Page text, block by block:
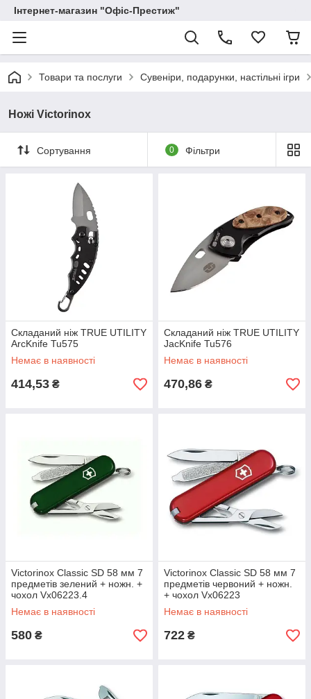
Інтернет-магазин "Офіс-Престиж"
Товари та послуги Сувеніри, подарунки, настільні ігри
Ножі Victorinox
Сортування 0 Фільтри
Складаний ніж TRUE UTILITY
ArcKnife Tu575
Немає в наявності
414,53 ₴
Складаний ніж TRUE UTILITY
JacKnife Tu576
Немає в наявності
470,86 ₴
Victorinox Classic SD 58 мм 7
предметів зелений + ножн. +
чохол Vx06223.4
Немає в наявності
580 ₴
Victorinox Classic SD 58 мм 7
предметів червоний + ножн.
+ чохол Vx06223
Немає в наявності
722 ₴